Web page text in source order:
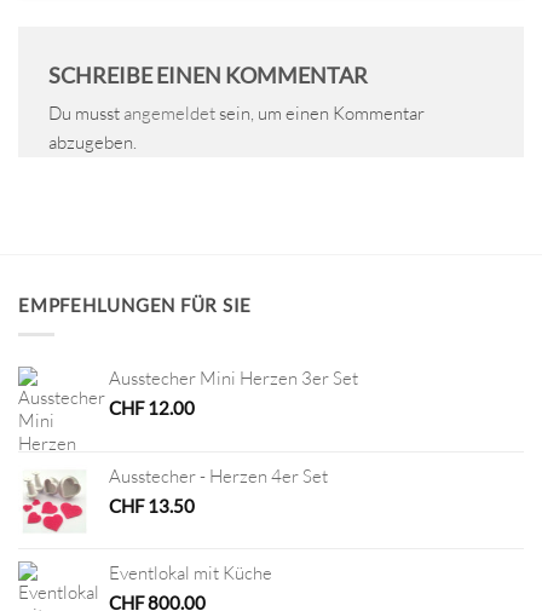
SCHREIBE EINEN KOMMENTAR
Du musst angemeldet sein, um einen Kommentar
abzugeben.
EMPFEHLUNGEN FÜR SIE
Ausstecher Mini Herzen 3er Set
CHF12.00
Ausstecher - Herzen 4er Set
CHF13.50
Eventlokal mit Küche
CHF800.00